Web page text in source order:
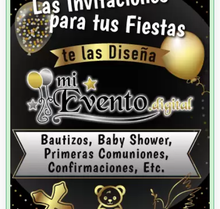
Aluminio
Ambulancias
Análisis Clínicos
Análisis de Aguas
Animadores de Eventos